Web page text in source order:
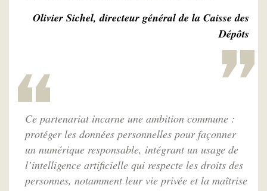
Olivier Sichel, directeur général de la Caisse des
Dépôts
Ce partenariat incarne une ambition commune :
protéger les données personnelles pour façonner
un numérique responsable, intégrant un usage de
l’intelligence artificielle qui respecte les droits des
personnes, notamment leur vie privée et la maîtrise